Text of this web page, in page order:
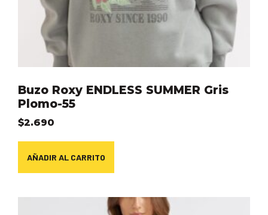
Buzo Roxy ENDLESS SUMMER Gris
Plomo-55
$2.690
AÑADIR AL CARRITO